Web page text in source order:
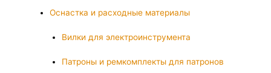
Оснастка и расходные материалы
Вилки для электроинструмента
Патроны и ремкомплекты для патронов